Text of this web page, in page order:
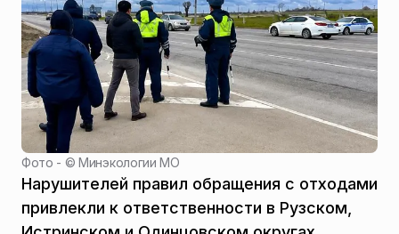
Фото - ©Минэкологии МО
Нарушителей правил обращения с отходами
привлекли к ответственности в Рузском,